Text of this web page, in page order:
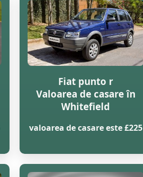
Fiat punto r
Valoarea de casare în
Whitefield
valoarea de casare este £225